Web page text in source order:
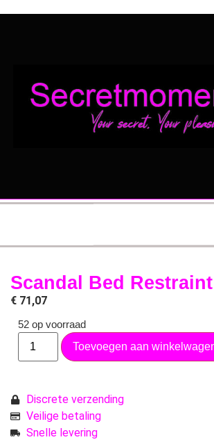
Scandal Bed Restraint
€ 71,07
52 op voorraad
Toevoegen aan
Discrete verzending
Veilige betaling
Snelle levering